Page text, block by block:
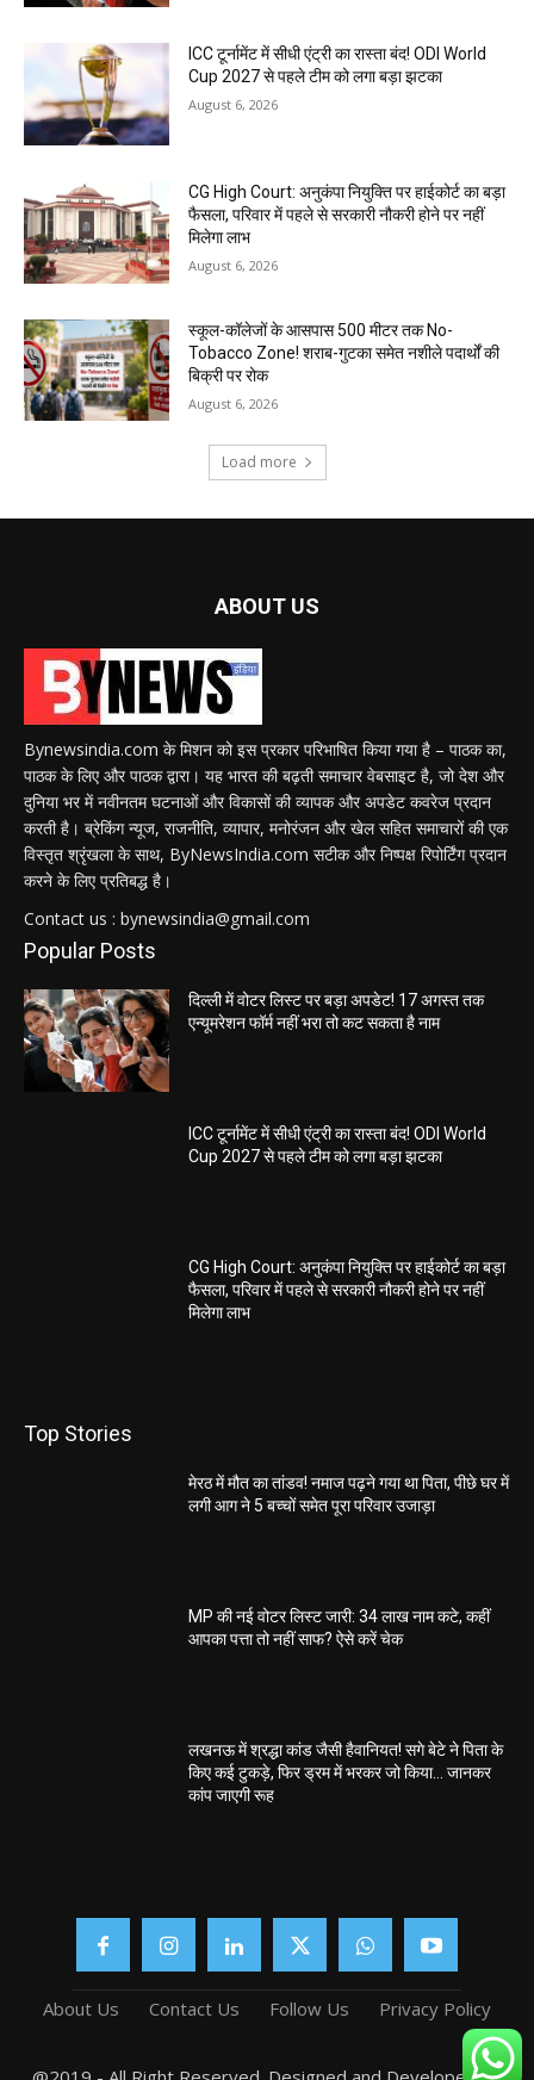
ICC टूर्नामेंट में सीधी एंट्री का रास्ता बंद! ODI World
Cup 2027 से पहले टीम को लगा बड़ा झटका
August 6, 2026
CG High Court: अनुकंपा नियुक्ति पर हाईकोर्ट का बड़ा
फैसला, परिवार में पहले से सरकारी नौकरी होने पर नहीं
मिलेगा लाभ
August 6, 2026
स्कूल-कॉलेजों के आसपास 500 मीटर तक No-
Tobacco Zone! शराब-गुटका समेत नशीले पदार्थों की
बिक्री पर रोक
August 6, 2026
Load more
ABOUT US
Bynewsindia.com के मिशन को इस प्रकार परिभाषित किया गया है – पाठक का,
पाठक के लिए और पाठक द्वारा। यह भारत की बढ़ती समाचार वेबसाइट है, जो देश और
दुनिया भर में नवीनतम घटनाओं और विकासों की व्यापक और अपडेट कवरेज प्रदान
करती है। ब्रेकिंग न्यूज, राजनीति, व्यापार, मनोरंजन और खेल सहित समाचारों की एक
विस्तृत श्रृंखला के साथ, ByNewsIndia.com सटीक और निष्पक्ष रिपोर्टिंग प्रदान
करने के लिए प्रतिबद्ध है।
Contact us : bynewsindia@gmail.com
Popular Posts
दिल्ली में वोटर लिस्ट पर बड़ा अपडेट! 17 अगस्त तक
एन्यूमरेशन फॉर्म नहीं भरा तो कट सकता है नाम
ICC टूर्नामेंट में सीधी एंट्री का रास्ता बंद! ODI World
Cup 2027 से पहले टीम को लगा बड़ा झटका
CG High Court: अनुकंपा नियुक्ति पर हाईकोर्ट का बड़ा
फैसला, परिवार में पहले से सरकारी नौकरी होने पर नहीं
मिलेगा लाभ
Top Stories
मेरठ में मौत का तांडव! नमाज पढ़ने गया था पिता, पीछे घर में
लगी आग ने 5 बच्चों समेत पूरा परिवार उजाड़ा
MP की नई वोटर लिस्ट जारी: 34 लाख नाम कटे, कहीं
आपका पत्ता तो नहीं साफ? ऐसे करें चेक
लखनऊ में श्रद्धा कांड जैसी हैवानियत! सगे बेटे ने पिता के
किए कई टुकड़े, फिर ड्रम में भरकर जो किया… जानकर
कांप जाएगी रूह
About Us Contact Us Follow Us Privacy Policy